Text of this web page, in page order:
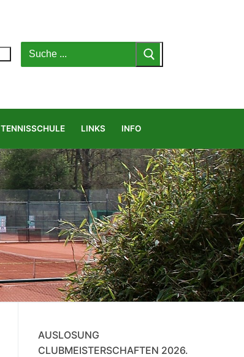
Suchen
nach:
TENNISSCHULE LINKS INFO
AUSLOSUNG
CLUBMEISTERSCHAFTEN 2026.